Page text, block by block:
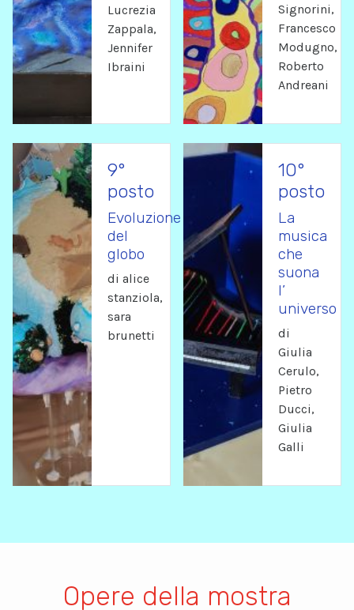
Lucrezia
Zappala,
Jennifer
Ibraini
Signorini,
Francesco
Modugno,
Roberto
Andreani
9°
posto
Evoluzione
del
globo
di alice
stanziola,
sara
brunetti
10°
posto
La
musica
che
suona
l’
universo
di
Giulia
Cerulo,
Pietro
Ducci,
Giulia
Galli
Opere della mostra